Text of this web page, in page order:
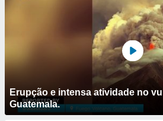
Erupção e intensa atividade no
Guatemala.